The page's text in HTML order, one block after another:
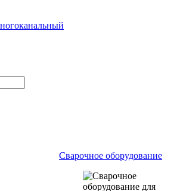
Сварочное оборудование